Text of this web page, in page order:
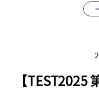
【TEST2025